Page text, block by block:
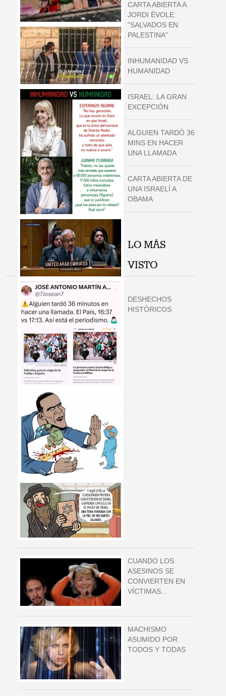
CARTA ABIERTA A
JORDI ÉVOLE:
"SALVADOS EN
PALESTINA"
INHUMANIDAD VS
HUMANIDAD
ISRAEL: LA GRAN
EXCEPCIÓN
ALGUIEN TARDÓ 36
MINS EN HACER
UNA LLAMADA
CARTA ABIERTA DE
UNA ISRAELÍ A
OBAMA
LO MÁS
VISTO
DESHECHOS
HISTÓRICOS
CUANDO LOS
ASESINOS SE
CONVIERTEN EN
VÍCTIMAS...
MACHISMO
ASUMIDO POR
TODOS Y TODAS